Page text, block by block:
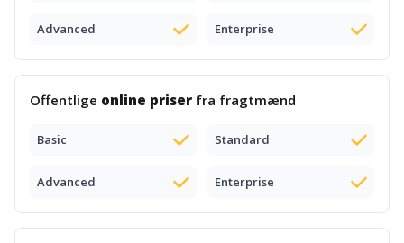
Advanced Enterprise
Offentlige online priser fra fragtmænd
Basic Standard
Advanced Enterprise